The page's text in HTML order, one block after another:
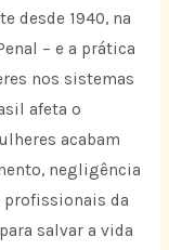
desde 1940, na
– e a prática
nos sistemas
afeta o
acabam
negligência
profissionais da
salvar a vida